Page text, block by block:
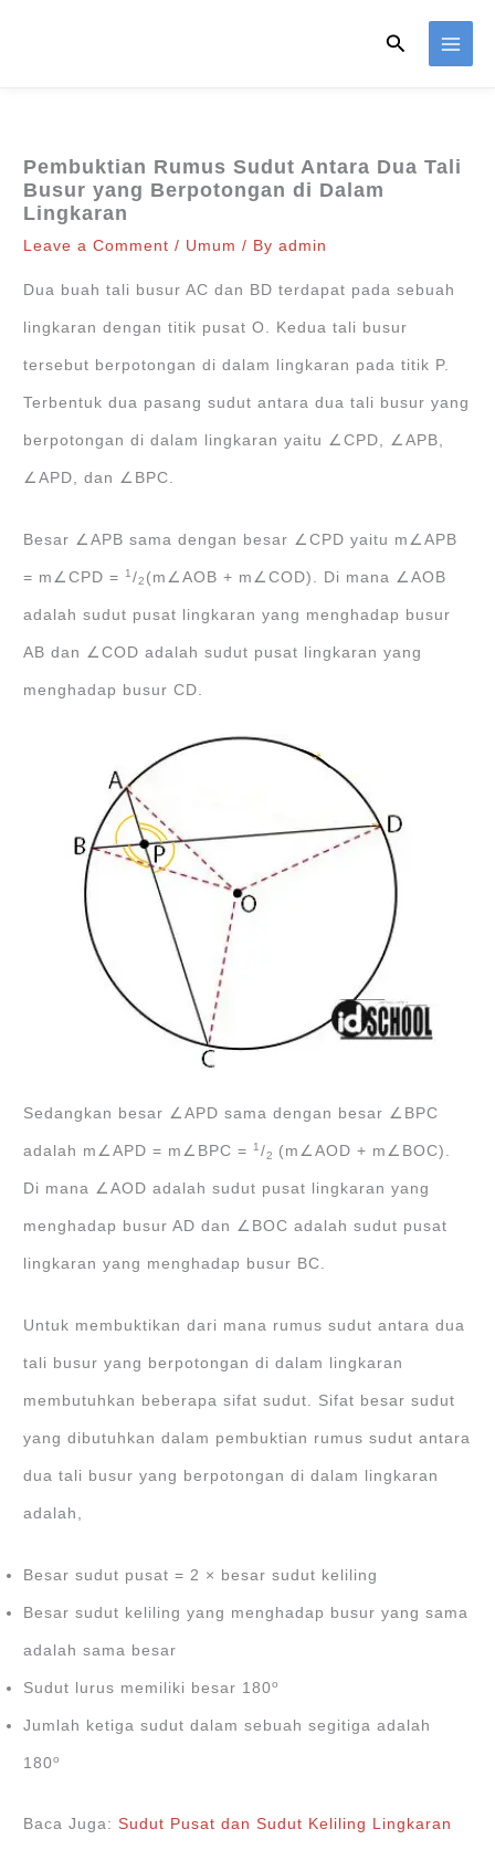
Search
Pembuktian Rumus Sudut Antara Dua Tali
Busur yang Berpotongan di Dalam
Lingkaran
Leave a Comment / Umum / Byadmin
Dua buah tali busur AC dan BD terdapat pada sebuah
lingkaran dengan titik pusat O. Kedua tali busur
tersebut berpotongan di dalam lingkaran pada titik P.
Terbentuk dua pasang sudut antara dua tali busur yang
berpotongan di dalam lingkaran yaitu ∠CPD, ∠APB,
∠APD, dan ∠BPC.
Besar ∠APB sama dengan besar ∠CPD yaitu m∠APB
= m∠CPD = 1 /2 (m∠AOB + m∠COD). Di mana ∠AOB
adalah sudut pusat lingkaran yang menghadap busur
AB dan ∠COD adalah sudut pusat lingkaran yang
menghadap busur CD.
Sedangkan besar ∠APD sama dengan besar ∠BPC
adalah m∠APD = m∠BPC = 1/2 (m∠AOD + m∠BOC).
Di mana ∠AOD adalah sudut pusat lingkaran yang
menghadap busur AD dan ∠BOC adalah sudut pusat
lingkaran yang menghadap busur BC.
Untuk membuktikan dari mana rumus sudut antara dua
tali busur yang berpotongan di dalam lingkaran
membutuhkan beberapa sifat sudut. Sifat besar sudut
yang dibutuhkan dalam pembuktian rumus sudut antara
dua tali busur yang berpotongan di dalam lingkaran
adalah,
Besar sudut pusat = 2 × besar sudut keliling
Besar sudut keliling yang menghadap busur yang sama
adalah sama besar
Sudut lurus memiliki besar 180o
Jumlah ketiga sudut dalam sebuah segitiga adalah
180o
Baca Juga:Sudut Pusat dan Sudut Keliling Lingkaran